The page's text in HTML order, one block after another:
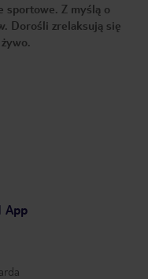
sportowe. Z myślą o
Dorośli zrelaksują się
App